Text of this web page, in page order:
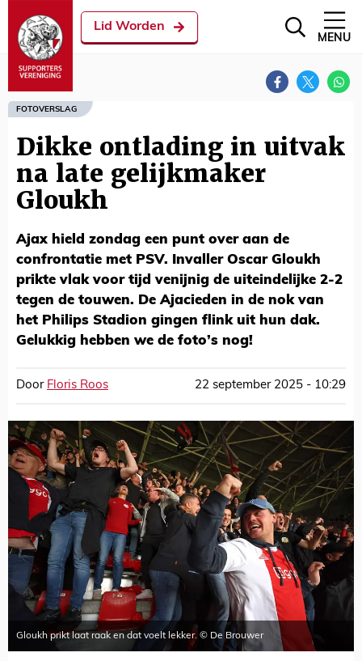
Lid Worden
MENU
FOTOVERSLAG
Dikke ontlading in uitvak
na late gelijkmaker
Gloukh
Ajax hield zondag een punt over aan de
confrontatie met PSV. Invaller Oscar Gloukh
prikte vlak voor tijd venijnig de uiteindelijke 2-2
tegen de touwen. De Ajacieden in de nok van
het Philips Stadion gingen flink uit hun dak.
Gelukkig hebben we de foto’s nog!
Door Floris Roos 22 september 2025 - 10:29
Gloukh prikt laat raak en dat voelt lekker. © De Brouwer